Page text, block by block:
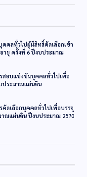
คลทั่วไปผู้มีสิทธิ์คัดเลือกเข้า
ายุ ครั้งที่ 6 ปีงบประมาณ
สอบแข่งขันบุคคลทั่วไปเพื่อ
ประมาณแผ่นดิน
ดเลือกบุคคลทั่วไปเพื่อบรรจุ
าณแผ่นดิน ปีงบประมาณ 2570